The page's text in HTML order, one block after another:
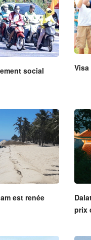
social
est renée
prix